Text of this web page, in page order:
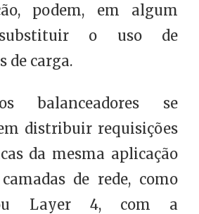
podem, em algum
substituir o uso de
de carga.
balanceadores se
distribuir requisições
da mesma aplicação
de rede, como
Layer 4, com a